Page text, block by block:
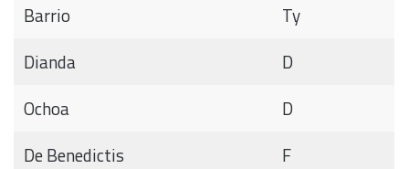
Barrio
Ty
Dianda
D
Ochoa
D
De Benedictis
F